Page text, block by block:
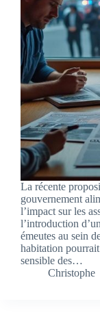
La récente
gouvernement
l’impact sur les
l’introduction
émeutes au sein
habitation
sensible des…
Christophe